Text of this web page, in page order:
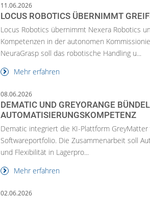
11.06.2026
LOCUS ROBOTICS ÜBERNIMMT
Locus Robotics übernimmt Nexera Robotics
Kompetenzen in der autonomen
NeuraGrasp soll das robotische Handling u...
Mehr erfahren
08.06.2026
DEMATIC UND GREYORANGE
AUTOMATISIERUNGSKOMPETENZ
Dematic integriert die KI-Plattform GreyMatter
Softwareportfolio. Die Zusammenarbeit soll
und Flexibilität in Lagerpro...
Mehr erfahren
02.06.2026